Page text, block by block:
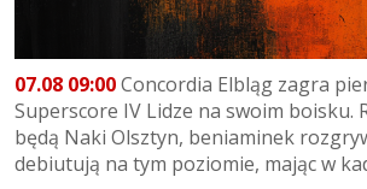
07.08 09:00Concordia Elbląg zagra
Superscore IV Lidze na swoim boisku.
będą Naki Olsztyn, beniaminek
debiutują na tym poziomie, mając w